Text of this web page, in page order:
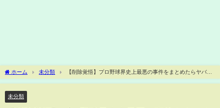
ホーム 未分類
【削除覚悟】プロ野球界史上最悪の事件をまとめたらヤバす
ぎた
未分類